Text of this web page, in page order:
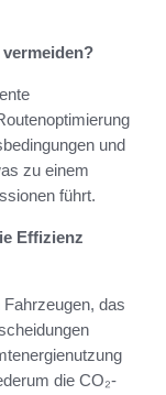
und
zu einem
führt.
Effizienz
das
die CO₂-